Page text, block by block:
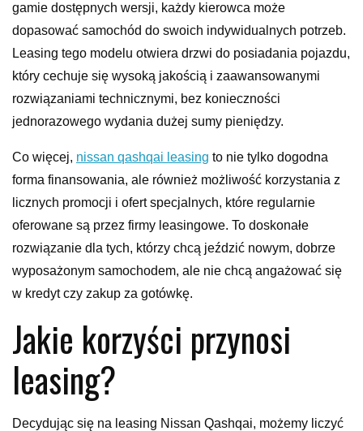
gamie dostępnych wersji, każdy kierowca może
dopasować samochód do swoich indywidualnych potrzeb.
Leasing tego modelu otwiera drzwi do posiadania pojazdu,
który cechuje się wysoką jakością i zaawansowanymi
rozwiązaniami technicznymi, bez konieczności
jednorazowego wydania dużej sumy pieniędzy.
Co więcej, nissan qashqai leasing to nie tylko dogodna
forma finansowania, ale również możliwość korzystania z
licznych promocji i ofert specjalnych, które regularnie
oferowane są przez firmy leasingowe. To doskonałe
rozwiązanie dla tych, którzy chcą jeździć nowym, dobrze
wyposażonym samochodem, ale nie chcą angażować się
w kredyt czy zakup za gotówkę.
Jakie korzyści przynosi
leasing?
Decydując się na leasing Nissan Qashqai, możemy liczyć